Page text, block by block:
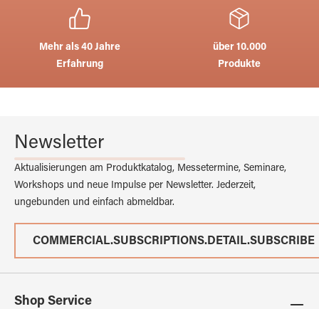
Mehr als 40 Jahre
Erfahrung
über 10.000
Produkte
Newsletter
Aktualisierungen am Produktkatalog, Messetermine, Seminare,
Workshops und neue Impulse per Newsletter. Jederzeit,
ungebunden und einfach abmeldbar.
COMMERCIAL.SUBSCRIPTIONS.DETAIL.SUBSCRIBE
Shop Service